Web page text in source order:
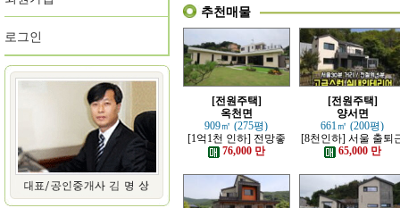
로그인
추천매물
[전원주택]
옥천면
909㎡ (275평)
[1억1천 인하] 전망좋
고 력셔리한 단층 철콘
전원주택
76,000 만
[전원주택]
양서면
661㎡ (200평)
[8천인하] 서울 출퇴
가능한 잘 지은 고급
65,000 만